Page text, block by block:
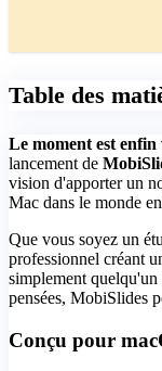
Table des
Le moment est enfin
lancement de
vision d'apporter un
Mac dans le monde
Que vous soyez un
professionnel créant
simplement quelqu'un
pensées, MobiSlides
Conçu pour